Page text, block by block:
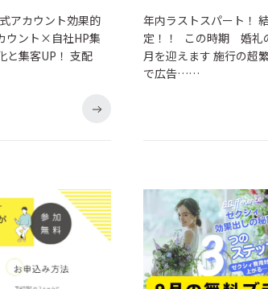
アカウント効果的
ウント×自社HP集
と集客UP！ 支配
年内ラストスパート！
定！！ この時期 婚礼
月を迎えます 施行の超
で広告……